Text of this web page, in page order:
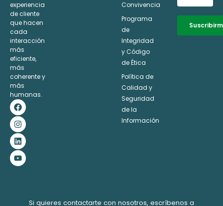
experiencia
de cliente
que hacen
cada
interacción
más
eficiente,
más
coherente y
más
humanas.
F
a
c
e
b
o
o
k
I
n
s
t
a
g
r
a
m
L
i
n
k
e
d
i
n
Y
o
u
t
u
b
e
Convivencia
Programa
de
Integridad
y Código
de Ética
Política de
Calidad y
Seguridad
de la
Información
Si quieres contactarte con nosotros, escríbenos a